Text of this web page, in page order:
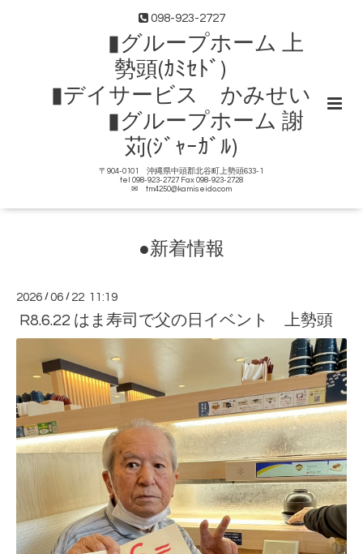
098-923-2727
▮グループホーム 上
勢頭(ｶﾐｾﾄﾞ)
▮デイサービス かみせい
▮グループホーム 謝
苅(ｼﾞｬｰｶﾞﾙ)
〒904-0101 沖縄県中頭郡北谷町上勢頭633-1
tel 098-923-2727 Fax 098-923-2728
✉ tm4250@kamiseido.com
●新着情報
2026 /06 / 22 11:19
R8.6.22 はま寿司で父の日イベント 上勢頭